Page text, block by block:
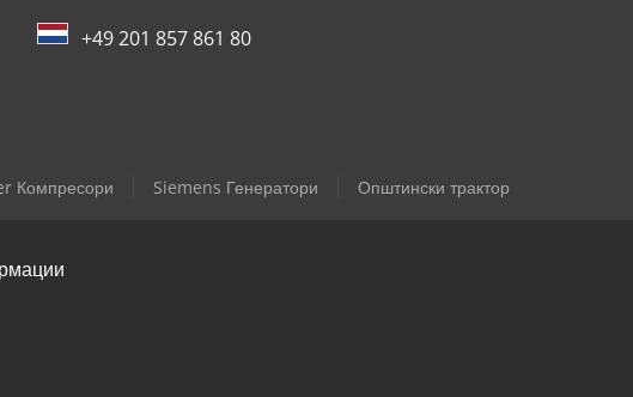
+49 201 857 861 80
Компресори Siemens Генератори Општински трактор